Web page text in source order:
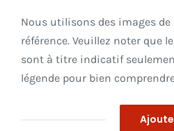
Nous utilisons des images
référence. Veuillez noter que
sont à titre indicatif
légende pour bien